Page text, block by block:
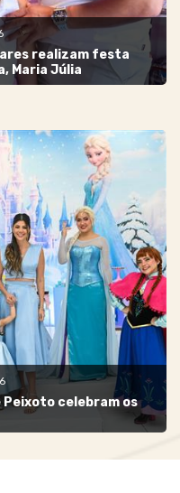
realizam festa
Maria Júlia
Peixoto celebram os